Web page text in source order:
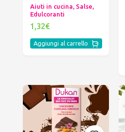
Aiuti in cucina, Salse,
Edulcoranti
1,32€
Aggiungi al carrello